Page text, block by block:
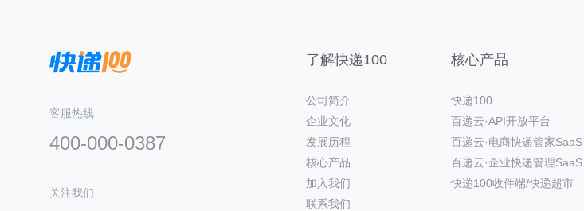
客服热线
400-000-0387
关注我们
了解快递100
公司简介
企业文化
发展历程
核心产品
加入我们
联系我们
核心产品
快递100
百递云·API开放平台
百递云·电商快递管家SaaS
百递云·企业快递管理SaaS
快递100收件端/快递超市